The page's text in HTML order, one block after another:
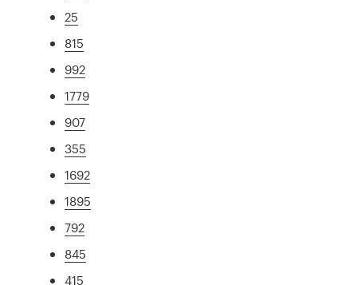
25
815
992
1779
907
355
1692
1895
792
845
415